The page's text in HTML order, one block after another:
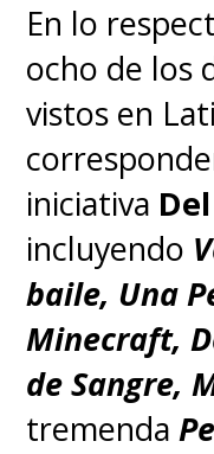
En lo
ocho de los
vistos en
iniciativa
incluyendo
baile, Una
Minecraft,
de Sangre,
tremenda